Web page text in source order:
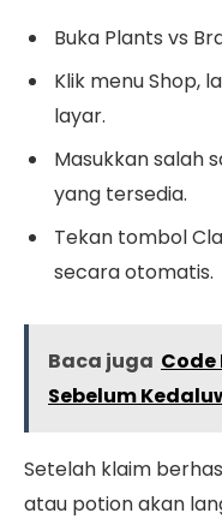
Buka Plants vs
Klik menu Shop,
layar.
Masukkan salah
yang tersedia.
Tekan tombol
secara otomatis.
Baca juga Code
Sebelum
Setelah klaim
atau potion akan